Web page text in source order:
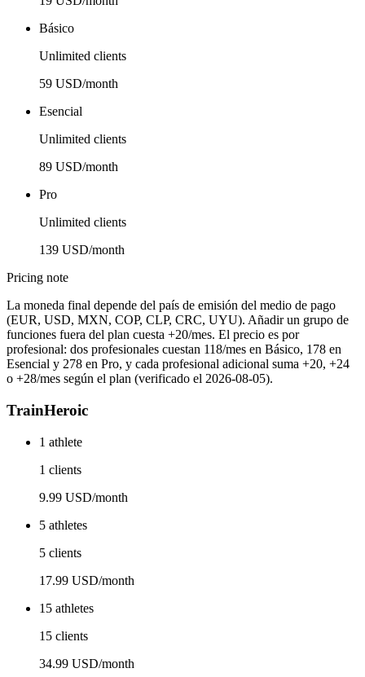
Básico
Unlimited clients
59 USD/month
Esencial
Unlimited clients
89 USD/month
Pro
Unlimited clients
139 USD/month
Pricing note
La moneda final depende del país de emisión del medio de pago
(EUR, USD, MXN, COP, CLP, CRC, UYU). Añadir un grupo de
funciones fuera del plan cuesta +20/mes. El precio es por
profesional: dos profesionales cuestan 118/mes en Básico, 178 en
Esencial y 278 en Pro, y cada profesional adicional suma +20, +24
o +28/mes según el plan (verificado el 2026-08-05).
TrainHeroic
1 athlete
1 clients
9.99 USD/month
5 athletes
5 clients
17.99 USD/month
15 athletes
15 clients
34.99 USD/month